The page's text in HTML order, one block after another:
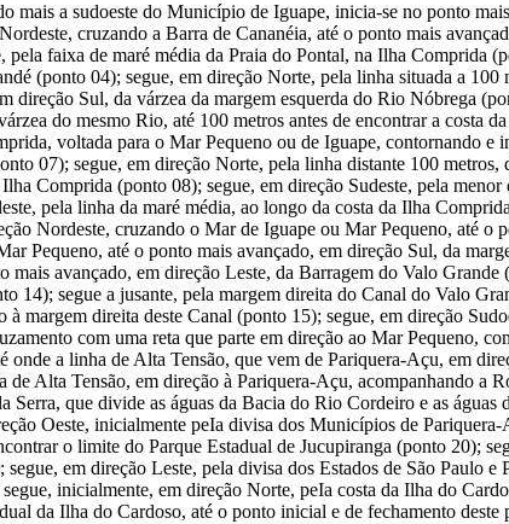
mais a sudoeste do Município de Iguape, inicia-se no ponto
cruzando a Barra de Cananéia, até o ponto mais
faixa de maré média da Praia do Pontal, na Ilha Comprida
(ponto 04); segue, em direção Norte, pela linha situada a
direção Sul, da várzea da margem esquerda do Rio Nóbrega
do mesmo Rio, até 100 metros antes de encontrar a costa
voltada para o Mar Pequeno ou de Iguape, contornando
07); segue, em direção Norte, pela linha distante 100
Comprida (ponto 08); segue, em direção Sudeste, pela
pela linha da maré média, ao longo da costa da Ilha
Nordeste, cruzando o Mar de Iguape ou Mar Pequeno, até o
Pequeno, até o ponto mais avançado, em direção Sul, da
avançado, em direção Leste, da Barragem do Valo
14); segue a jusante, pela margem direita do Canal do Valo
margem direita deste Canal (ponto 15); segue, em direção
com uma reta que parte em direção ao Mar Pequeno,
onde a linha de Alta Tensão, que vem de Pariquera-Açu, em
Alta Tensão, em direção à Pariquera-Açu, acompanhando a
Serra, que divide as águas da Bacia do Rio Cordeiro e as
Oeste, inicialmente peIa divisa dos Municípios de
o limite do Parque Estadual de Jucupiranga (ponto 20);
em direção Leste, pela divisa dos Estados de São Paulo
inicialmente, em direção Norte, peIa costa da Ilha do
da Ilha do Cardoso, até o ponto inicial e de fechamento deste